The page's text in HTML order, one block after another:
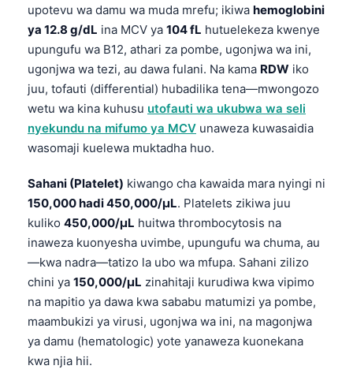
upotevu wa damu wa muda mrefu; ikiwa hemoglobini
ya 12.8 g/dL ina MCV ya 104 fL hutuelekeza kwenye
upungufu wa B12, athari za pombe, ugonjwa wa ini,
ugonjwa wa tezi, au dawa fulani. Na kama RDW iko
juu, tofauti (differential) hubadilika tena—mwongozo
wetu wa kina kuhusu utofauti wa ukubwa wa seli
nyekundu na mifumo ya MCV unaweza kuwasaidia
wasomaji kuelewa muktadha huo.
Sahani (Platelet) kiwango cha kawaida mara nyingi ni
150,000 hadi 450,000/µL. Platelets zikiwa juu
kuliko 450,000/µL huitwa thrombocytosis na
inaweza kuonyesha uvimbe, upungufu wa chuma, au
—kwa nadra—tatizo la ubo wa mfupa. Sahani zilizo
chini ya 150,000/µL zinahitaji kurudiwa kwa vipimo
na mapitio ya dawa kwa sababu matumizi ya pombe,
maambukizi ya virusi, ugonjwa wa ini, na magonjwa
ya damu (hematologic) yote yanaweza kuonekana
kwa njia hii.